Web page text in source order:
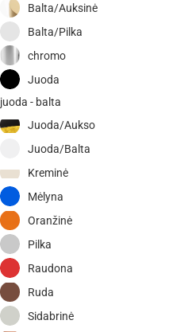
Balta/Auksinė
Balta/Pilka
chromo
Juoda
juoda - balta
Juoda/Aukso
Juoda/Balta
Kreminė
Mėlyna
Oranžinė
Pilka
Raudona
Ruda
Sidabrinė